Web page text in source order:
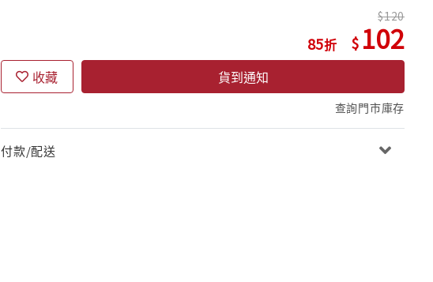
85
120
102
收藏 貨到通知
查詢門市庫存
付款/配送